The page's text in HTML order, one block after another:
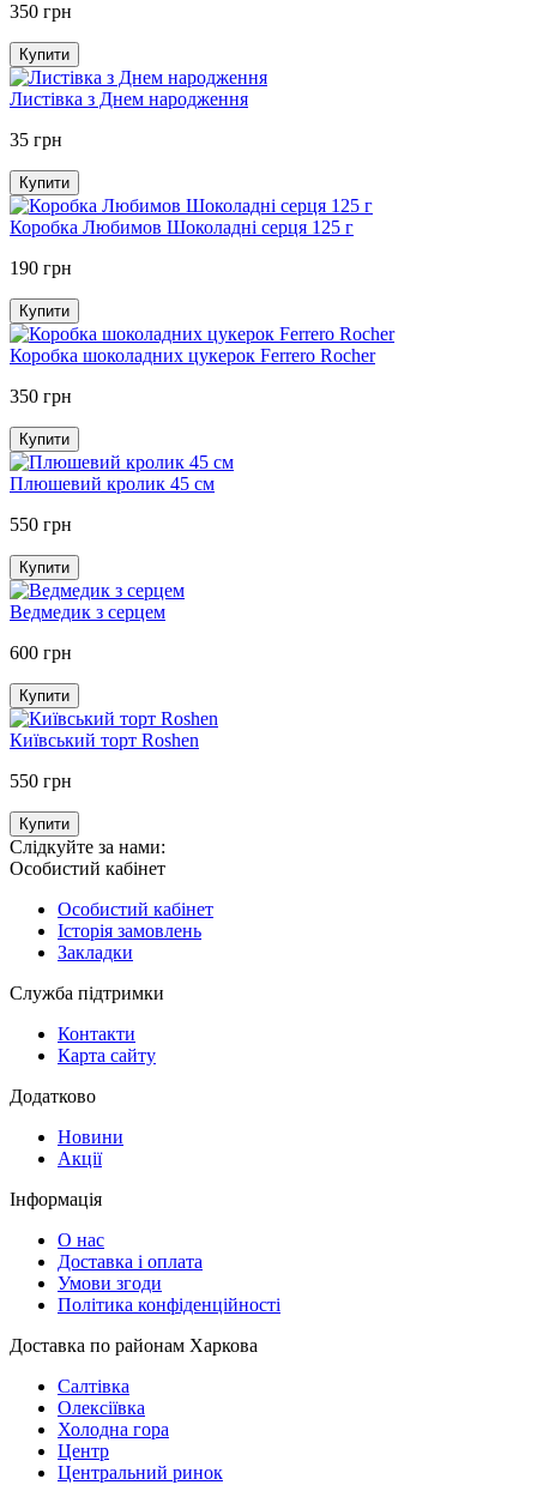
350 грн
Купити
Листівка з Днем народження
35 грн
Купити
Коробка Любимов Шоколадні серця 125 г
190 грн
Купити
Коробка шоколадних цукерок Ferrero Rocher
350 грн
Купити
Плюшевий кролик 45 см
550 грн
Купити
Ведмедик з серцем
600 грн
Купити
Київський торт Roshen
550 грн
Купити
Слідкуйте за нами:
Особистий кабінет
Особистий кабінет
Історія замовлень
Закладки
Служба підтримки
Контакти
Карта сайту
Додатково
Новини
Акції
Інформація
О нас
Доставка і оплата
Умови згоди
Політика конфіденційності
Доставка по районам Харкова
Салтівка
Олексіївка
Холодна гора
Центр
Центральний ринок